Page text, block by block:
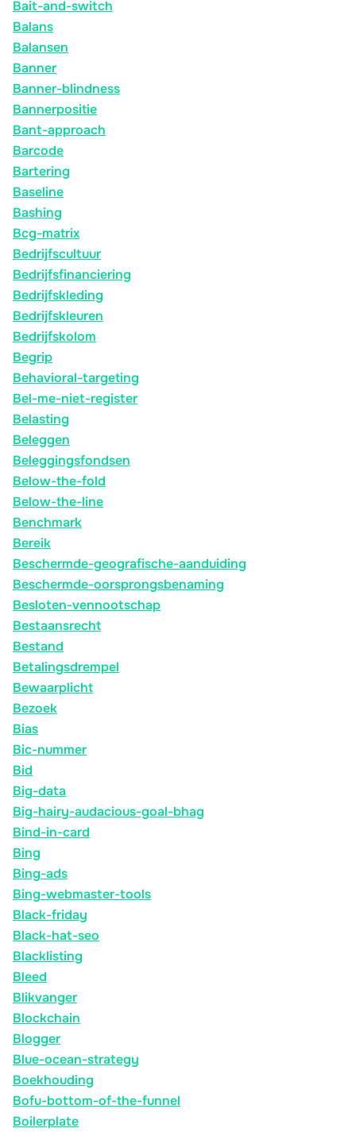
Bait-and-switch
Balans
Balansen
Banner
Banner-blindness
Bannerpositie
Bant-approach
Barcode
Bartering
Baseline
Bashing
Bcg-matrix
Bedrijfscultuur
Bedrijfsfinanciering
Bedrijfskleding
Bedrijfskleuren
Bedrijfskolom
Begrip
Behavioral-targeting
Bel-me-niet-register
Belasting
Beleggen
Beleggingsfondsen
Below-the-fold
Below-the-line
Benchmark
Bereik
Beschermde-geografische-aanduiding
Beschermde-oorsprongsbenaming
Besloten-vennootschap
Bestaansrecht
Bestand
Betalingsdrempel
Bewaarplicht
Bezoek
Bias
Bic-nummer
Bid
Big-data
Big-hairy-audacious-goal-bhag
Bind-in-card
Bing
Bing-ads
Bing-webmaster-tools
Black-friday
Black-hat-seo
Blacklisting
Bleed
Blikvanger
Blockchain
Blogger
Blue-ocean-strategy
Boekhouding
Bofu-bottom-of-the-funnel
Boilerplate